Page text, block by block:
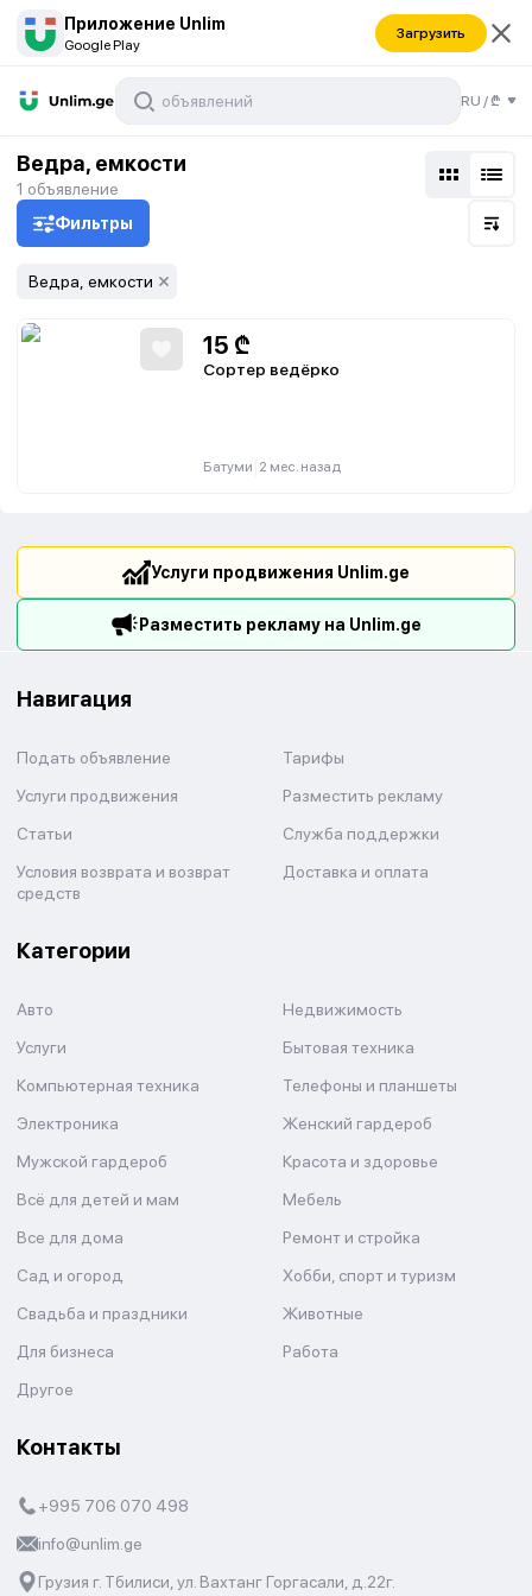
Приложение Unlim
Google Play
Загрузить
RU /₾
Ведра, емкости
1 объявление
Фильтры
Ведра, емкости
15 ₾
Сортер ведёрко
Батуми 2 мес. назад
Услуги продвижения Unlim.ge
Разместить рекламу на Unlim.ge
Навигация
Подать объявление
Тарифы
Услуги продвижения
Разместить рекламу
Статьи
Служба поддержки
Условия возврата и возврат
средств
Доставка и оплата
Категории
Авто
Недвижимость
Услуги
Бытовая техника
Компьютерная техника
Телефоны и планшеты
Электроника
Женский гардероб
Мужской гардероб
Красота и здоровье
Всё для детей и мам
Мебель
Все для дома
Ремонт и стройка
Сад и огород
Хобби, спорт и туризм
Свадьба и праздники
Животные
Для бизнеса
Работа
Другое
Контакты
+995 706 070 498
info@unlim.ge
Грузия г. Тбилиси, ул. Вахтанг Горгасали, д.22г.